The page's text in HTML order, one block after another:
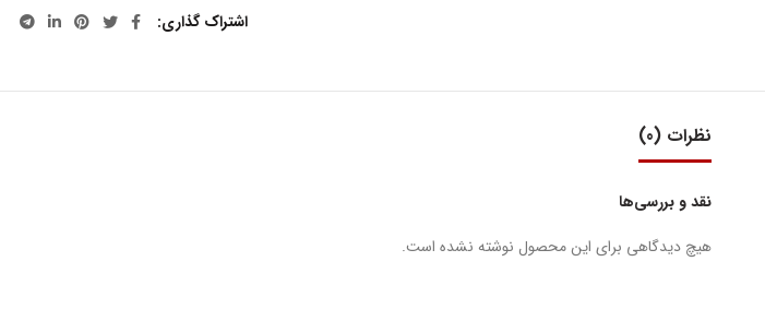
اشتراک گذاری
نظرات (0)
نقد و بررسی‌ها
هیچ دیدگاهی برای این محصول نوشته نشده است.